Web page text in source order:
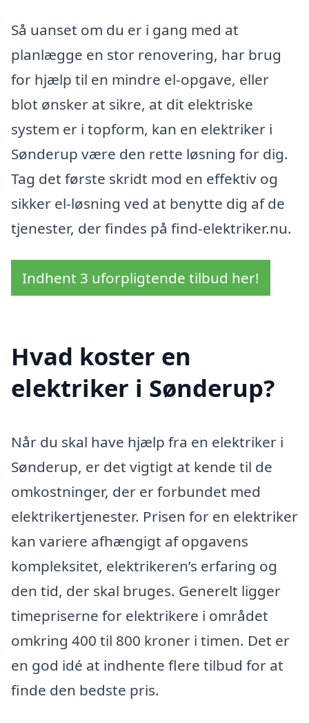
Så uanset om du er i gang med at
planlægge en stor renovering, har brug
for hjælp til en mindre el-opgave, eller
blot ønsker at sikre, at dit elektriske
system er i topform, kan en elektriker i
Sønderup være den rette løsning for dig.
Tag det første skridt mod en effektiv og
sikker el-løsning ved at benytte dig af de
tjenester, der findes på find-elektriker.nu.
Indhent 3 uforpligtende tilbud her!
Hvad koster en
elektriker i Sønderup?
Når du skal have hjælp fra en elektriker i
Sønderup, er det vigtigt at kende til de
omkostninger, der er forbundet med
elektrikertjenester. Prisen for en elektriker
kan variere afhængigt af opgavens
kompleksitet, elektrikeren’s erfaring og
den tid, der skal bruges. Generelt ligger
timepriserne for elektrikere i området
omkring 400 til 800 kroner i timen. Det er
en god idé at indhente flere tilbud for at
finde den bedste pris.